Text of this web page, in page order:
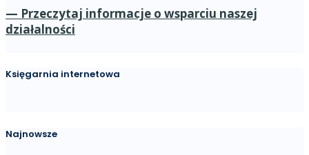
— Przeczytaj informacje o wsparciu naszej
działalności
Księgarnia internetowa
Najnowsze